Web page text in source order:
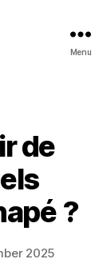
Menu
de
?
2025